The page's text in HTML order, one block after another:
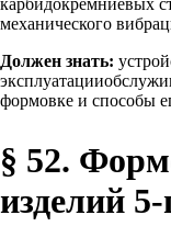
карбидокремниевых
механического
Должен знать:
формовке и способы
§ 52.
изделий